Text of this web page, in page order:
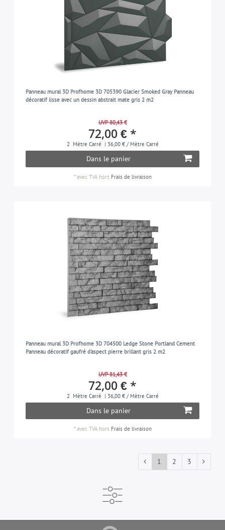
Panneau mural 3D Profhome 3D 705390 Glacier Smoked Gray Panneau
décoratif lisse avec un dessin abstrait mate gris 2 m2
UVP 80,43 €
72,00 € *
2 Mètre Carré | 36,00 € / Mètre Carré
Dans le panier
*avec TVAhors Frais de livraison
Panneau mural 3D Profhome 3D 704500 Ledge Stone Portland Cement
Panneau décoratif gaufré d'aspect pierre brillant gris 2 m2
UVP 81,43 €
72,00 € *
2 Mètre Carré | 36,00 € / Mètre Carré
Dans le panier
*avec TVAhors Frais de livraison
1 2 3